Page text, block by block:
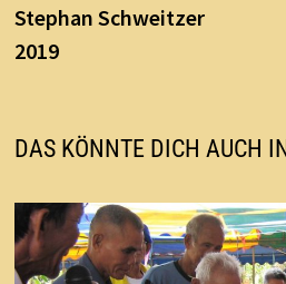
Stephan Schweitzer
2019
DAS KÖNNTE DICH AUCH